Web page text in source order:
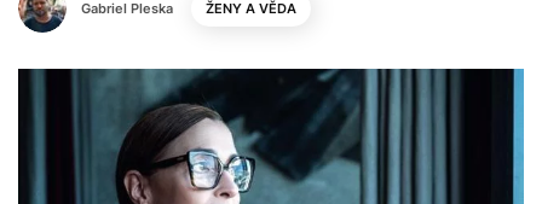
Gabriel Pleska ŽENY A VĚDA